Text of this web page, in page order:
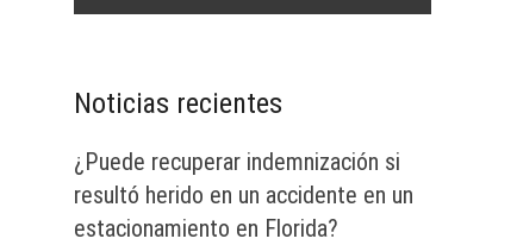
Noticias recientes
¿Puede recuperar indemnización si
resultó herido en un accidente en un
estacionamiento en Florida?